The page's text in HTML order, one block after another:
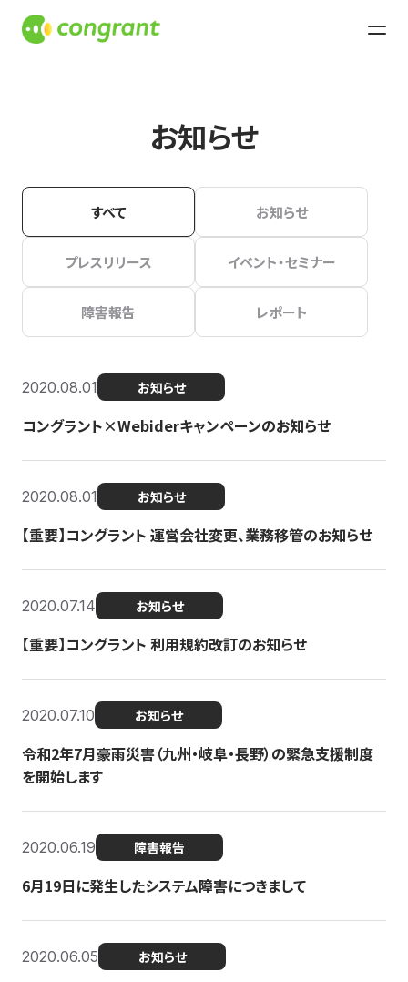
お知らせ
すべて お知らせ
プレスリリース イベント・セミナー
障害報告 レポート
2020.08.01 お知らせ
コングラント×Webiderキャンペーンのお知らせ
2020.08.01 お知らせ
【重要】コングラント 運営会社変更、業務移管のお知らせ
2020.07.14 お知らせ
【重要】コングラント 利用規約改訂のお知らせ
2020.07.10 お知らせ
令和2年7月豪雨災害（九州・岐阜・長野）の緊急支援制度
を開始します
2020.06.19 障害報告
6月19日に発生したシステム障害につきまして
2020.06.05 お知らせ